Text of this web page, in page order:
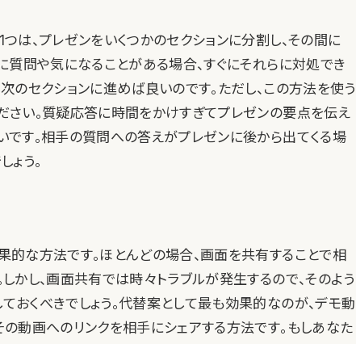
は、プレゼンをいくつかのセクションに分割し、その間に
質問や気になることがある場合、すぐにそれらに対処でき
のセクションに進めば良いのです。ただし、この方法を使う
さい。質疑応答に時間をかけすぎてプレゼンの要点を伝え
です。相手の質問への答えがプレゼンに後から出てくる場
ょう。
的な方法です。ほとんどの場合、画面を共有することで相
かし、画面共有では時々トラブルが発生するので、そのよう
くべきでしょう。代替案として最も効果的なのが、デモ動
動画へのリンクを相手にシェアする方法です。もしあなた